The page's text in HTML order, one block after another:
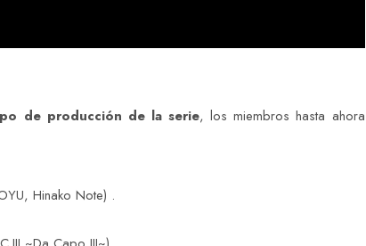
de producción de la serie, los miembros hasta ahora
Hinako Note) .